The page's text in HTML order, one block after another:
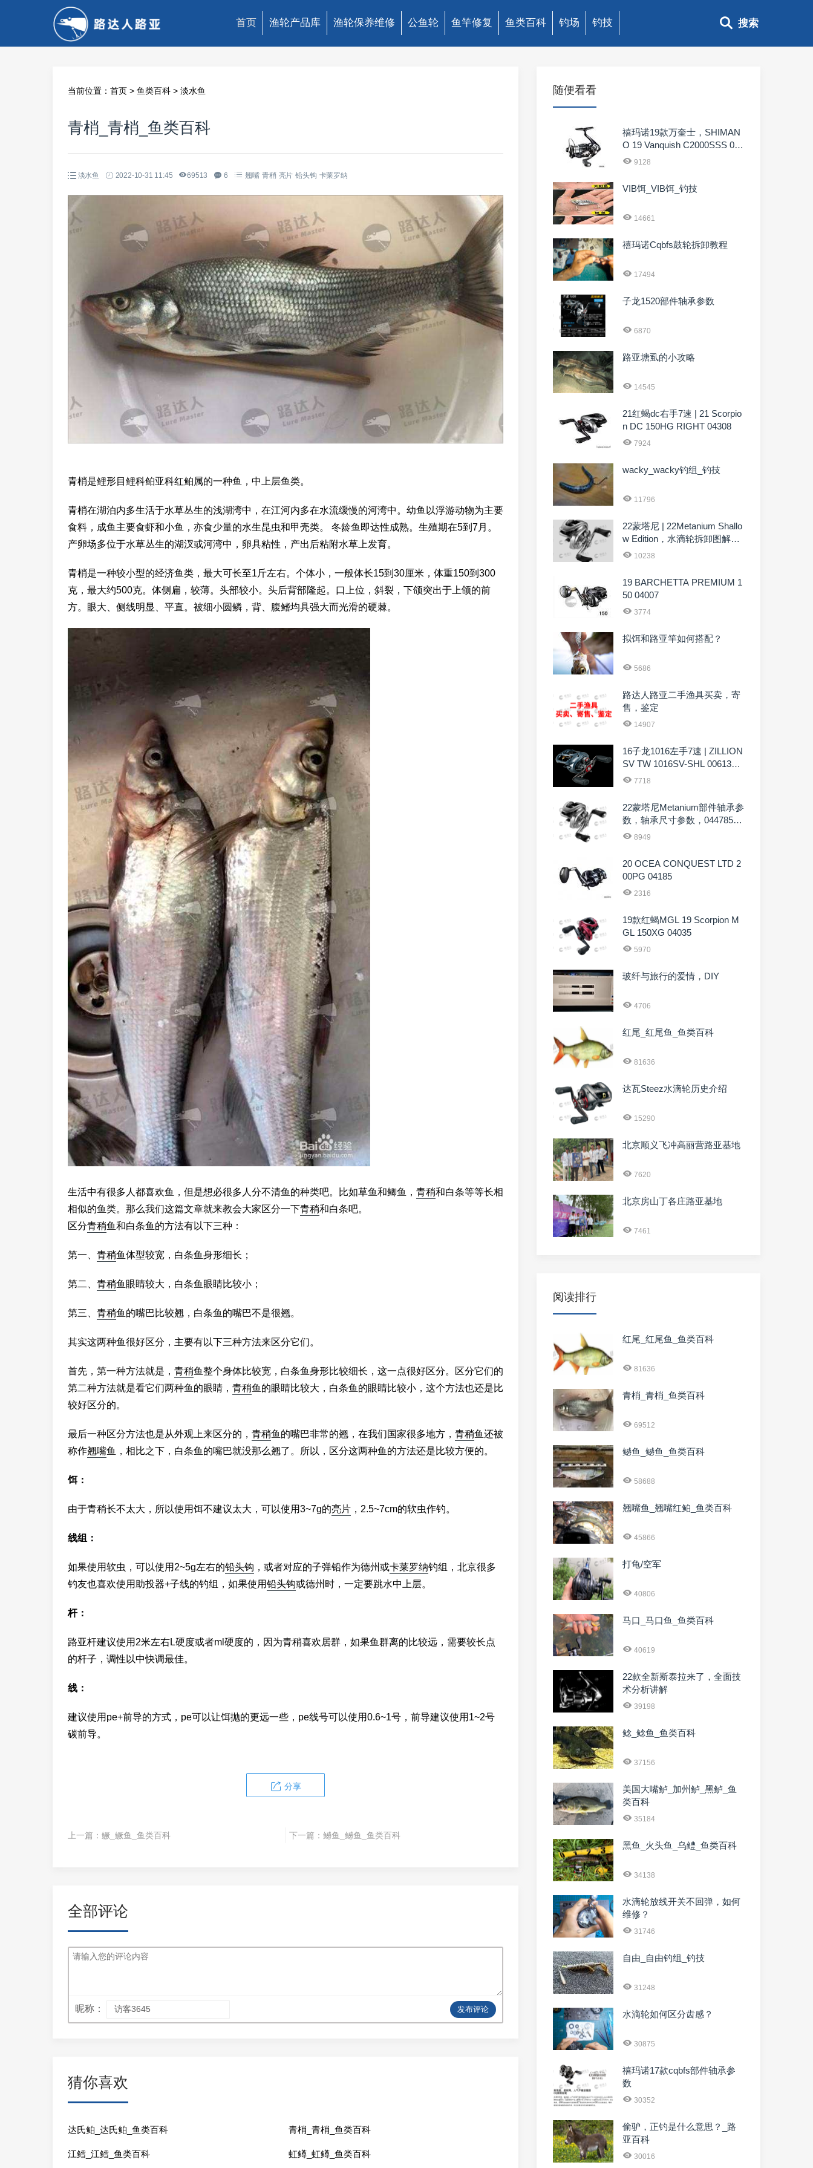
首页 渔轮产品库 渔轮保养维修 公鱼轮 鱼竿修复 鱼类百科 钓场 钓技 搜索
当前位置： 首页 > 鱼类百科 > 淡水鱼
青梢_青梢_鱼类百科
淡水鱼 2022-10-31 11:45 69513 6 翘嘴 青稍 亮片 铅头钩 卡莱罗纳
青梢是鲤形目鲤科鲌亚科红鲌属的一种鱼，中上层鱼类。
青梢在湖泊内多生活于水草丛生的浅湖湾中，在江河内多在水流缓慢的河湾中。幼鱼以浮游动物为主要
食料，成鱼主要食虾和小鱼，亦食少量的水生昆虫和甲壳类。 冬龄鱼即达性成熟。生殖期在5到7月。
产卵场多位于水草丛生的湖汊或河湾中，卵具粘性，产出后粘附水草上发育。
青梢是一种较小型的经济鱼类，最大可长至1斤左右。个体小，一般体长15到30厘米，体重150到300
克，最大约500克。体侧扁，较薄。头部较小。头后背部隆起。口上位，斜裂，下颌突出于上颌的前
方。眼大、侧线明显、平直。被细小圆鳞，背、腹鳍均具强大而光滑的硬棘。
生活中有很多人都喜欢鱼，但是想必很多人分不清鱼的种类吧。比如草鱼和鲫鱼， 青稍和白条等等长相
相似的鱼类。那么我们这篇文章就来教会大家区分一下青稍和白条吧。
区分青稍鱼和白条鱼的方法有以下三种：
第一、 青稍鱼体型较宽，白条鱼身形细长；
第二、 青稍鱼眼睛较大，白条鱼眼睛比较小；
第三、 青稍鱼的嘴巴比较翘，白条鱼的嘴巴不是很翘。
其实这两种鱼很好区分，主要有以下三种方法来区分它们。
首先，第一种方法就是， 青稍鱼整个身体比较宽，白条鱼身形比较细长，这一点很好区分。区分它们的
第二种方法就是看它们两种鱼的眼睛， 青稍鱼的眼睛比较大，白条鱼的眼睛比较小，这个方法也还是比
较好区分的。
最后一种区分方法也是从外观上来区分的， 青稍鱼的嘴巴非常的翘，在我们国家很多地方， 青稍鱼还被
称作翘嘴鱼，相比之下，白条鱼的嘴巴就没那么翘了。所以，区分这两种鱼的方法还是比较方便的。
饵：
由于青稍长不太大，所以使用饵不建议太大，可以使用3~7g的亮片 ，2.5~7cm的软虫作钓。
线组：
如果使用软虫，可以使用2~5g左右的铅头钩 ，或者对应的子弹铅作为德州或卡莱罗纳钓组，北京很多
钓友也喜欢使用助投器+子线的钓组，如果使用铅头钩或德州时，一定要跳水中上层。
杆：
路亚杆建议使用2米左右L硬度或者ml硬度的，因为青稍喜欢居群，如果鱼群离的比较远，需要较长点
的杆子，调性以中快调最佳。
线：
建议使用pe+前导的方式，pe可以让饵抛的更远一些，pe线号可以使用0.6~1号，前导建议使用1~2号
碳前导。
分享
上一篇： 鳜_鳜鱼_鱼类百科 下一篇： 鳡鱼_鳡鱼_鱼类百科
全部评论
昵称： 发布评论
猜你喜欢
达氏鲌_达氏鲌_鱼类百科 青梢_青梢_鱼类百科
江鳕_江鳕_鱼类百科 虹鳟_虹鳟_鱼类百科
随便看看
禧玛诺19款万奎士，SHIMAN
O 19 Vanquish C2000SSS 039
51 9128
VIB饵_VIB饵_钓技
14661
禧玛诺Cqbfs鼓轮拆卸教程
17494
子龙1520部件轴承参数
6870
路亚塘虱的小攻略
14545
21红蝎dc右手7速 | 21 Scorpio
n DC 150HG RIGHT 04308
7924
wacky_wacky钓组_钓技
11796
22蒙塔尼 | 22Metanium Shallo
w Edition，水滴轮拆卸图解04
478510238
19 BARCHETTA PREMIUM 1
50 04007
3774
拟饵和路亚竿如何搭配？
5686
路达人路亚二手渔具买卖，寄
售，鉴定
14907
16子龙1016左手7速 | ZILLION
SV TW 1016SV-SHL 0061344
5
7718
22蒙塔尼Metanium部件轴承参
数，轴承尺寸参数，044785，
044808，044822
8949
20 OCEA CONQUEST LTD 2
00PG 04185
2316
19款红蝎MGL 19 Scorpion M
GL 150XG 04035
5970
玻纤与旅行的爱情，DIY
4706
红尾_红尾鱼_鱼类百科
81636
达瓦Steez水滴轮历史介绍
15290
北京顺义飞冲高丽营路亚基地
7620
北京房山丁各庄路亚基地
7461
阅读排行
红尾_红尾鱼_鱼类百科
81636
青梢_青梢_鱼类百科
69512
鳡鱼_鳡鱼_鱼类百科
58688
翘嘴鱼_翘嘴红鲌_鱼类百科
45866
打龟/空军
40806
马口_马口鱼_鱼类百科
40619
22款全新斯泰拉来了，全面技
术分析讲解
39198
鲶_鲶鱼_鱼类百科
37156
美国大嘴鲈_加州鲈_黑鲈_鱼
类百科
35184
黑鱼_火头鱼_乌鳢_鱼类百科
34138
水滴轮放线开关不回弹，如何
维修？
31746
自由_自由钓组_钓技
31248
水滴轮如何区分齿感？
30875
禧玛诺17款cqbfs部件轴承参
数
30352
偷驴，正钓是什么意思？_路
亚百科
30016